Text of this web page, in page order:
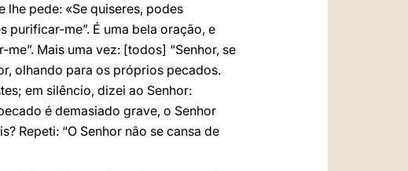
pede: «Se quiseres, podes
purificar-me”. É uma bela oração, e
Mais uma vez: [todos] “Senhor, se
olhando para os próprios pecados.
em silêncio, dizei ao Senhor:
é demasiado grave, o Senhor
Repeti: “O Senhor não se cansa de